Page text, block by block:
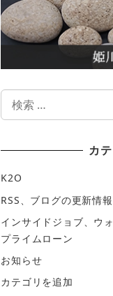
検
カ
K2O
RSS、ブログの更新情
インサイドジョブ、ウ
プライムローン
お知らせ
カテゴリを追加